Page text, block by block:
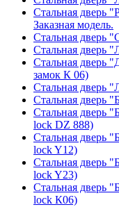
Стальная дверь
Заказная модель.
Стальная дверь
Стальная дверь
Стальная дверь
замок К 06)
Стальная дверь
Стальная дверь
Стальная дверь
lock DZ 888)
Стальная дверь
lock Y12)
Стальная дверь
lock Y23)
Стальная дверь
lock К06)